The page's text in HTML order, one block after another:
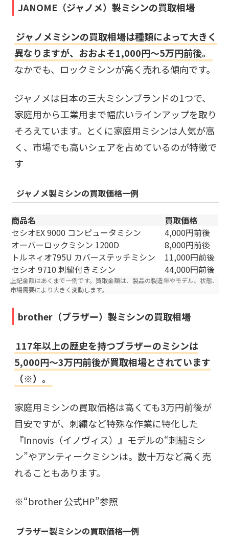
JANOME（ジャノメ）製ミシンの買取相場
ジャノメミシンの買取相場は種類によって大きく
異なりますが、おおよそ​1,000円～5万円前後。
なかでも、ロックミシンが高く売れる傾向です。
ジャノメは日本の三大ミシンブランドの1つで、
家庭用から工業用まで幅広いラインアップを取り
そろえています。とくに家庭用ミシンは人気が高
く、市場でも高いシェアを占めているのが特徴で
す
ジャノメ製ミシンの買取価格一例
商品名
買取価格
セシオEX 9000 コンピュータミシン
4,000円前後
オーバーロックミシン 1200D
8,000円前後
トルネィオ795U カバーステッチミシン
11,000円前後
セシオ 9710 刺繍付きミシン
44,000円前後
上記金額はあくまで一例です。買取金額は、製品の製造年やモデル、状態、
市場需要により大きく変動します。
brother（ブラザー）製ミシンの買取相場
117年以上の歴史を持つブラザーのミシンは
5,000円～3万円前後が買取相場とされています
（※）。
家庭用ミシンの買取価格は高くても3万円前後が
目安ですが、刺繍など特殊な作業に特化した
『Innovis（イノヴィス）』モデルの“刺繡ミシ
ン”やアンティークミシンは。数十万など高く売
れることもあります。
※“brother 公式HP”参照
ブラザー製ミシンの買取価格一例